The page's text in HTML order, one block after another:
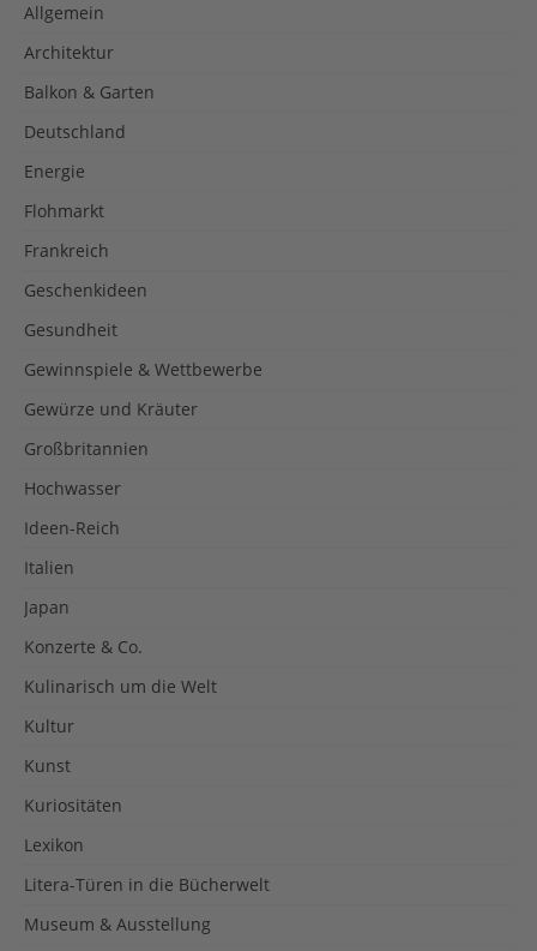
Allgemein
Architektur
Balkon & Garten
Deutschland
Energie
Flohmarkt
Frankreich
Geschenkideen
Gesundheit
Gewinnspiele & Wettbewerbe
Gewürze und Kräuter
Großbritannien
Hochwasser
Ideen-Reich
Italien
Japan
Konzerte & Co.
Kulinarisch um die Welt
Kultur
Kunst
Kuriositäten
Lexikon
Litera-Türen in die Bücherwelt
Museum & Ausstellung